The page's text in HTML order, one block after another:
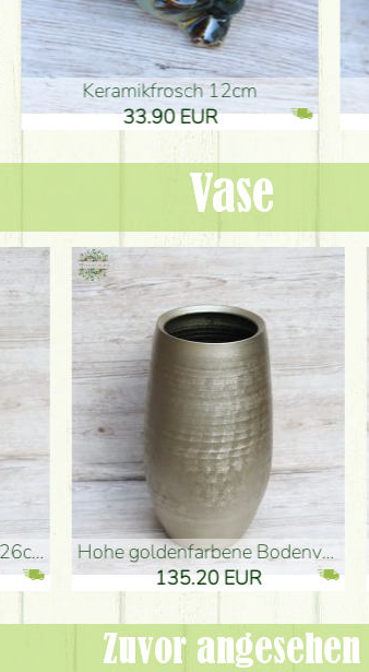
12cm
EUR
Keramikfrosch
33.90 EUR
Vase
(50x29cm)
schwarze Design-Vase
32.90 EUR
Zuvor angesehen